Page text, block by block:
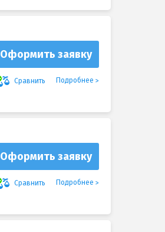
Оформить заявку
Сравнить Подробнее
Оформить заявку
Сравнить Подробнее